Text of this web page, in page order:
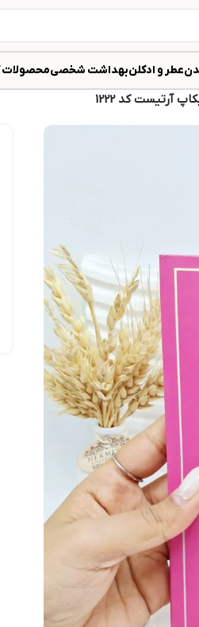
عطر و ادکلنبهداشت شخصیمحصولات
آرتیست کد 1222